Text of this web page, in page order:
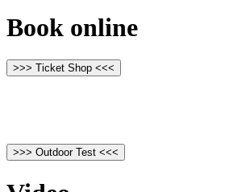
Book online
>>> Ticket Shop <<<
>>> Outdoor Test <<<